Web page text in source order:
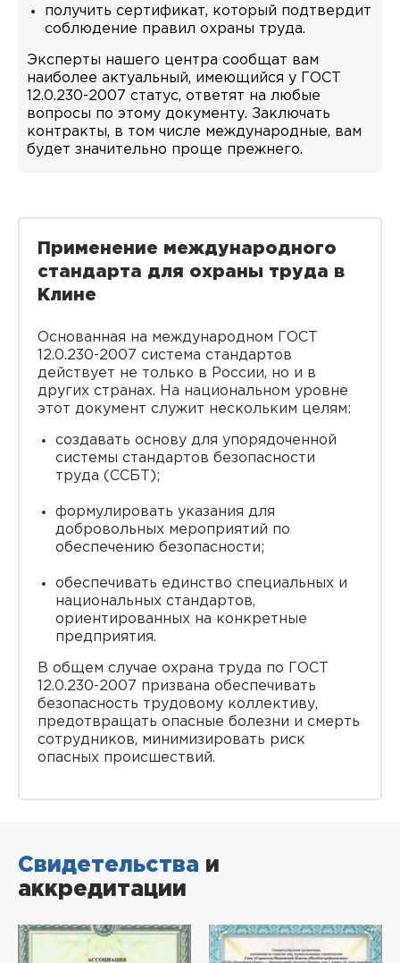
получить сертификат, который подтвердит
соблюдение правил охраны труда.
Эксперты нашего центра сообщат вам
наиболее актуальный, имеющийся у ГОСТ
12.0.230-2007 статус, ответят на любые
вопросы по этому документу. Заключать
контракты, в том числе международные, вам
будет значительно проще прежнего.
Применение международного
стандарта для охраны труда в
Клине
Основанная на международном ГОСТ
12.0.230-2007 система стандартов
действует не только в России, но и в
других странах. На национальном уровне
этот документ служит нескольким целям:
создавать основу для упорядоченной
системы стандартов безопасности
труда (ССБТ);
формулировать указания для
добровольных мероприятий по
обеспечению безопасности;
обеспечивать единство специальных и
национальных стандартов,
ориентированных на конкретные
предприятия.
В общем случае охрана труда по ГОСТ
12.0.230-2007 призвана обеспечивать
безопасность трудовому коллективу,
предотвращать опасные болезни и смерть
сотрудников, минимизировать риск
опасных происшествий.
Свидетельства и
аккредитации